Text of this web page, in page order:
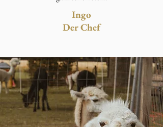
Ingo
Der Chef